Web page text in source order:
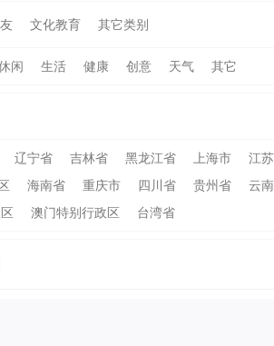
文化教育 其它类别
闲 生活 健康 创意 天气 其它
辽宁省 吉林省 黑龙江省 上海市 江
海南省 重庆市 四川省 贵州省 云
澳门特别行政区 台湾省